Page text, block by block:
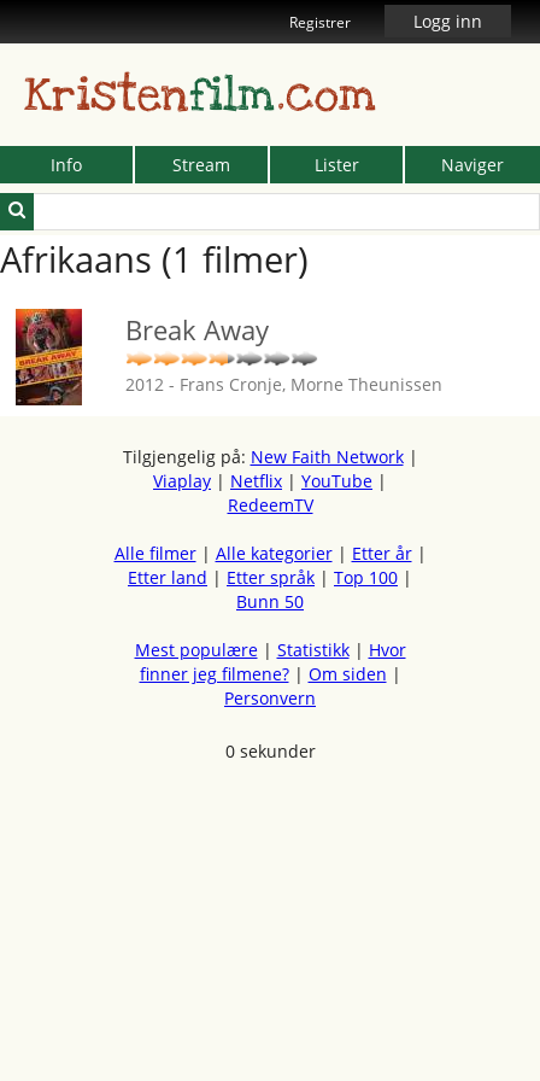
Registrer Logg inn
Kristenfilm.com
Info Stream Lister Naviger
Afrikaans (1 filmer)
Break Away
2012 - Frans Cronje, Morne Theunissen
Tilgjengelig på: New Faith Network|
Viaplay | Netflix | YouTube |
RedeemTV
Alle filmer| Alle kategorier| Etter år|
Etter land | Etter språk | Top 100 |
Bunn 50
Mest populære| Statistikk| Hvor
finner jeg filmene?| Om siden |
Personvern
0 sekunder